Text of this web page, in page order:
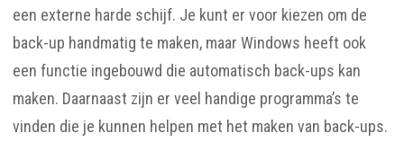
een externe harde schijf. Je kunt er voor kiezen om de
back-up handmatig te maken, maar Windows heeft ook
een functie ingebouwd die automatisch back-ups kan
maken. Daarnaast zijn er veel handige programma’s te
vinden die je kunnen helpen met het maken van back-ups.